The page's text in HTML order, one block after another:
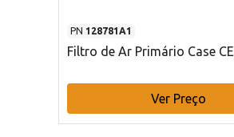
PN 128781A1
Filtro de Ar Primário Case CE
Ver Preço